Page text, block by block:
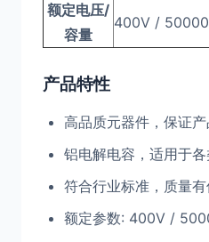
额定电压/
容量
400V /
产品特性
高品质元器件，保证
铝电解电容，适用于
符合行业标准，质量有
额定参数: 400V /